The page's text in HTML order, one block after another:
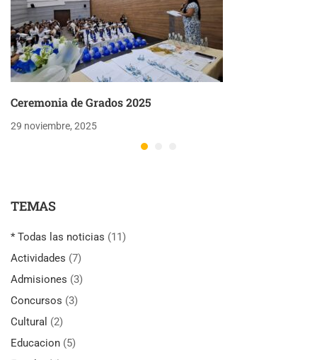
Ceremonia de Grados 2025
29 noviembre, 2025
TEMAS
* Todas las noticias (11)
Actividades (7)
Admisiones (3)
Concursos (3)
Cultural (2)
Educacion (5)